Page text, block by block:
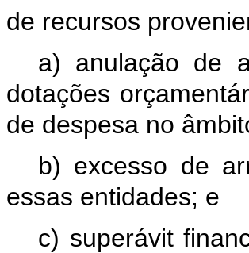
de recursos
a) anulação de
dotações
de despesa no
b) excesso de
essas entidades; e
c) superávit